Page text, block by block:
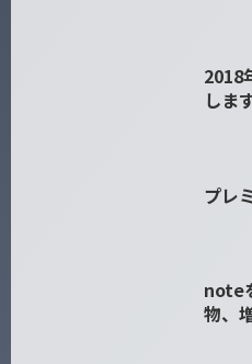
2018
しま
プレ
note
物、